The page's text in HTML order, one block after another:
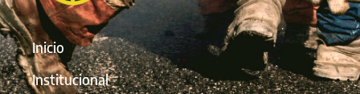
Inicio
Institucional